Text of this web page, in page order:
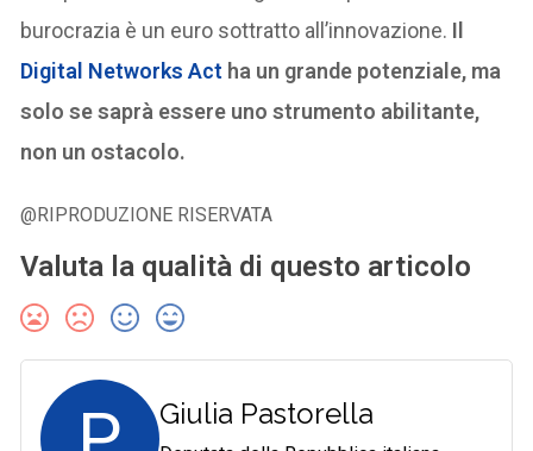
burocrazia è un euro sottratto all’innovazione. Il
Digital Networks Act ha un grande potenziale, ma
solo se saprà essere uno strumento abilitante,
non un ostacolo.
@RIPRODUZIONE RISERVATA
Valuta la qualità di questo articolo
Giulia Pastorella